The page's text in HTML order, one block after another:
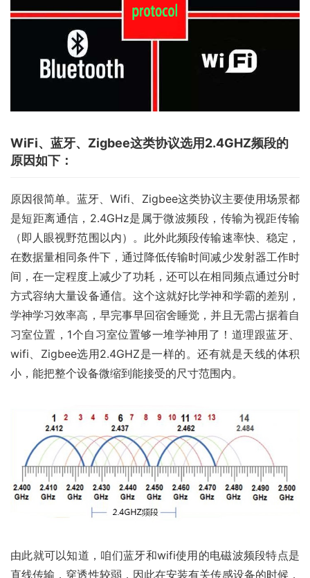
WiFi、蓝牙、Zigbee这类协议选用2.4GHZ频段的
原因如下：
原因很简单。蓝牙、Wifi、Zigbee这类协议主要使用场景都
是短距离通信，2.4GHz是属于微波频段，传输为视距传输
（即人眼视野范围以内）。此外此频段传输速率快、稳定，
在数据量相同条件下，通过降低传输时间减少发射器工作时
间，在一定程度上减少了功耗，还可以在相同频点通过分时
方式容纳大量设备通信。这个这就好比学神和学霸的差别，
学神学习效率高，早完事早回宿舍睡觉，并且无需占据着自
习室位置，1个自习室位置够一堆学神用了！道理跟蓝牙、
wifi、Zigbee选用2.4GHZ是一样的。还有就是天线的体积
小，能把整个设备微缩到能接受的尺寸范围内。
由此就可以知道，咱们蓝牙和wifi使用的电磁波频段特点是
直线传输，穿透性较弱，因此在安装有关传感设备的时候，